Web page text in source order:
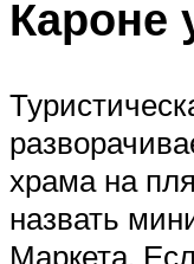
Кароне
храма на
назвать
Маркета.